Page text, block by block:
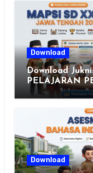
Download
Download
PELAJARAN
ISLAM DAN
JAWA
Download